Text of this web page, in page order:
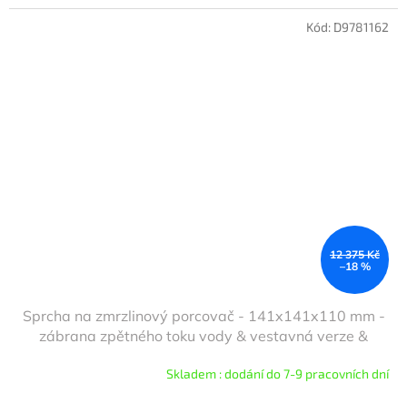
12 375 Kč
–18 %
Sprcha na zmrzlinový porcovač - 141x141x110 mm -
zábrana zpětného toku vody & vestavná verze &
talíře & vložka sítka
Skladem : dodání do 7-9 pracovních dní
Kód: D9781162